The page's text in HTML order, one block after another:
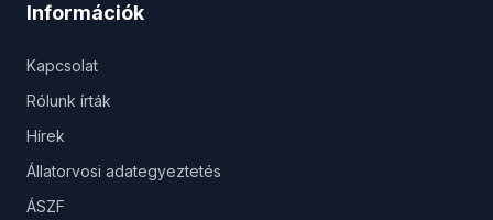
Információk
Kapcsolat
Rólunk írták
Hírek
Állatorvosi adategyeztetés
ÁSZF